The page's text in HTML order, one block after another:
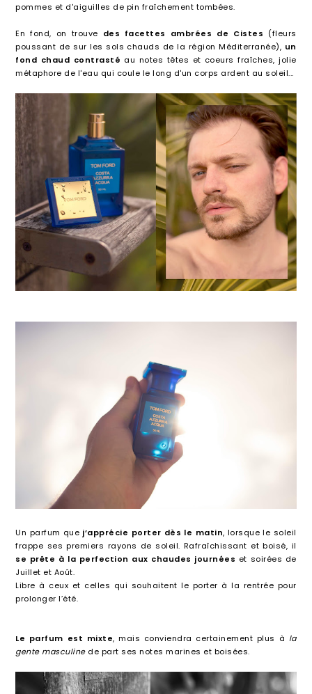
pommes et d'aiguilles de pin fraîchement tombées.
En fond, on trouve des facettes ambrées de Cistes (fleurs
poussant de sur les sols chauds de la région Méditerranée), un
fond chaud contrasté au notes têtes et coeurs fraîches, jolie
métaphore de l'eau qui coule le long d'un corps ardent au soleil...
Un parfum que j’apprécie porter dès le matin, lorsque le soleil
frappe ses premiers rayons de soleil. Rafraîchissant et boisé, il
se prête à la perfection aux chaudes journées et soirées de
Juillet et Août.
Libre à ceux et celles qui souhaitent le porter à la rentrée pour
prolonger l’été.
Le parfum est mixte, mais conviendra certainement plus à la
gente masculinede part ses notes marines et boisées.